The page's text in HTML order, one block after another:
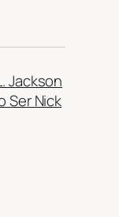
Jackson
Ser Nick